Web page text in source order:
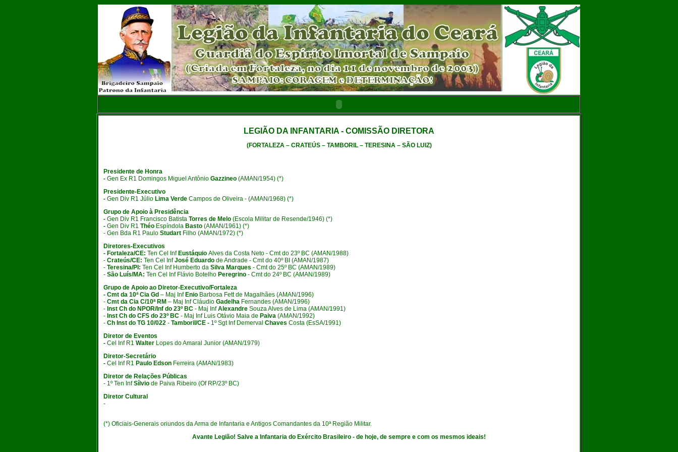
LEGIÃO DA INFANTARIA - COMISSÃO DIRETORA
(FORTALEZA – CRATEÚS – TAMBORIL – TERESINA – SÃO LUIZ)
Presidente de Honra
- Gen Ex R1 Domingos Miguel Antônio Gazzineo (AMAN/1954) (*)
Presidente-Executivo
- Gen Div R1 Júlio Lima Verde Campos de Oliveira - (AMAN/1968) (*)
Grupo de Apoio à Presidência
- Gen Div R1 Francisco Batista Torres de Melo (Escola Militar de Resende/1946) (*)
- Gen Div R1 Théo Espíndola Basto (AMAN/1961) (*)
- Gen Bda R1 Paulo Studart Filho (AMAN/1972) (*)
Diretores-Executivos
- Fortaleza/CE: Ten Cel Inf Eustáquio Alves da Costa Neto - Cmt do 23º BC (AMAN/1988)
- Crateús/CE: Ten Cel InfJosé Eduardo de Andrade - Cmt do 40º BI (AMAN/1987)
- Teresina/PI: Ten Cel Inf Humberto da Silva Marques - Cmt do 25º BC (AMAN/1989)
- São Luís/MA: Ten Cel Inf Flávio Botelho Peregrino - Cmt do 24º BC (AMAN/1989)
Grupo de Apoio ao Diretor-Executivo/Fortaleza
- Cmt da 10ª Cia Gd – Maj Inf Enio Barbosa Fett de Magalhães (AMAN/1996)
- Cmt da Cia C/10ª RM – Maj Inf Cláudio Gadelha Fernandes (AMAN/1996)
- Inst Ch do NPOR/Inf do 23º BC - Maj InfAlexandre Souza Alves de Lima (AMAN/1991)
- Inst Ch do CFS do 23º BC - Maj Inf Luis Otávio Maia de Paiva (AMAN/1992)
- Ch Inst do TG 10/022 - Tamboril/CE - 1º Sgt Inf Demerval Chaves Costa (EsSA/1991)
Diretor de Eventos
- Cel Inf R1 Walter Lopes do Amaral Junior (AMAN/1979)
Diretor-Secretário
- Cel Inf R1 Paulo Edson Ferreira (AMAN/1983)
Diretor de Relações Públicas
- 1º Ten InfSílvio de Paiva Ribeiro (Of RP/23º BC)
Diretor Cultural
-
(*) Oficiais-Generais oriundos da Arma de Infantaria e Antigos Comandantes da 10ª Região Militar.
Avante Legião! Salve a Infantaria do Exército Brasileiro - de hoje, de sempre e com os mesmos ideais!